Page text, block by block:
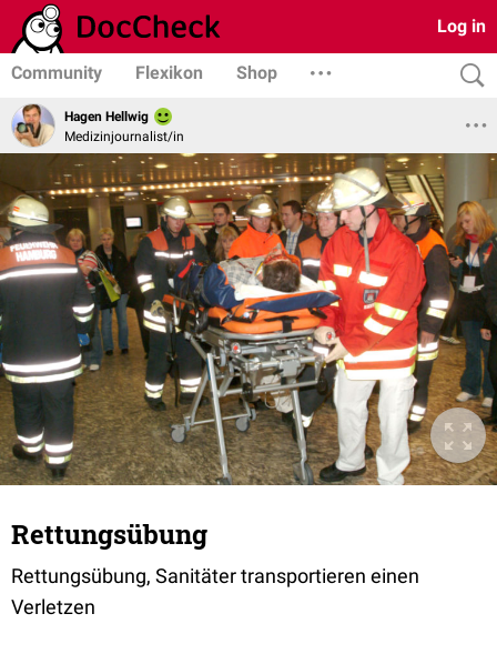
Log in
Community Flexikon Shop
Hagen Hellwig
Medizinjournalist/in
Rettungsübung
Rettungsübung, Sanitäter transportieren einen
Verletzen